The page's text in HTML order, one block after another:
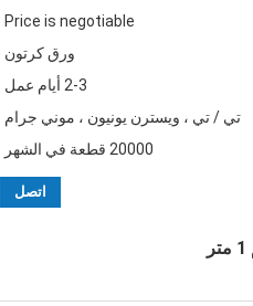
Price is negotiable
ورق كرتون
2-3 أيام عمل
تي / تي ، ويسترن يونيون ، موني جرام
20000 قطعة في الشهر
اتصل